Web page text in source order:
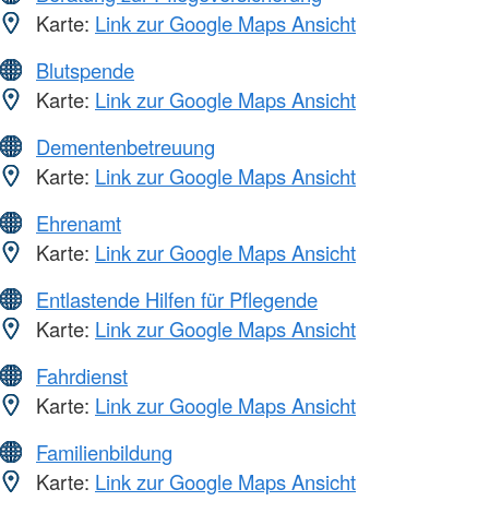
Karte: Link zur Google Maps Ansicht
Blutspende
Karte: Link zur Google Maps Ansicht
Dementenbetreuung
Karte: Link zur Google Maps Ansicht
Ehrenamt
Karte: Link zur Google Maps Ansicht
Entlastende Hilfen für Pflegende
Karte: Link zur Google Maps Ansicht
Fahrdienst
Karte: Link zur Google Maps Ansicht
Familienbildung
Karte: Link zur Google Maps Ansicht